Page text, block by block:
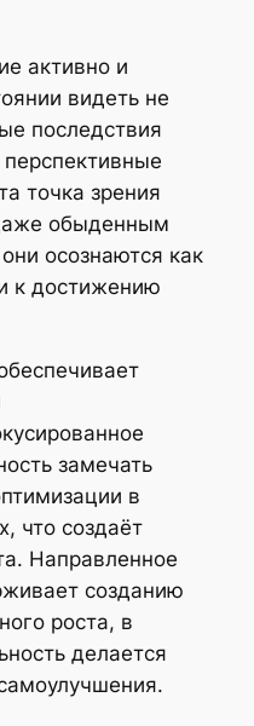
активно и
видеть не
последствия
точка зрения
обыденным
осознаются как
к достижению
замечать
в
что создаёт
Направленное
созданию
роста, в
делается